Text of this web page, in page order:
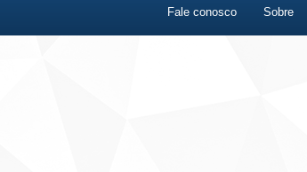
Fale conosco Sobre